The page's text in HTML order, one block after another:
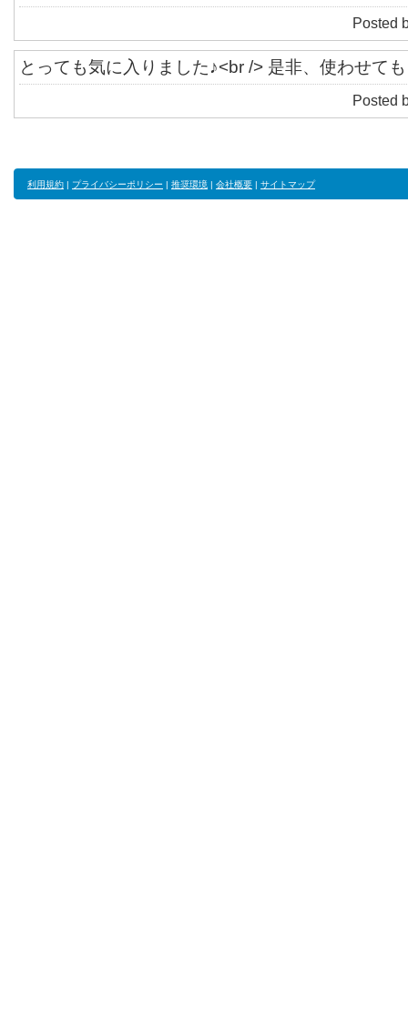
Posted
とっても気に入りました♪<br /> 是非、使わせて
Posted
利用規約 | プライバシーポリシー | 推奨環境 | 会社概要 | サイトマップ